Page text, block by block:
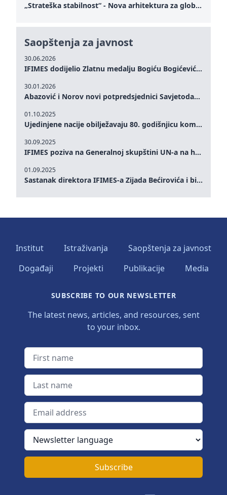
Saopštenja za javnost
30.06.2026
IFIMES dodijelio Zlatnu medalju Bogiću Bogićeviću za izuzetan doprinos demokratskim vrijednostima i miru
30.01.2026
Abazović i Norov novi potpredsjednici Savjetodavnog odbora IFIMES-a
01.10.2025
Ujedinjene nacije obilježavaju 80. godišnjicu komemoracijom na visokom nivou: Eileen Dong predstavlja IFIMES u oblasti ženskog liderstva, unapređenja mira, pravde, rodne ravnopravnosti i održivog razvoja
30.09.2025
IFIMES poziva na Generalnoj skupštini UN-a na hitna ulaganja u mentalno zdravlje i sisteme njege proširene umjetnom inteligencijom
01.09.2025
Sastanak direktora IFIMES-a Zijada Bećirovića i bivšeg premijera Crne Gore Dritana Abazovića
„Strateška stabilnost“ - Nova arhitektura za globalnu saradnju
Institut Istraživanja
Saopštenja za javnost
Događaji
Projekti Publikacije Media
SUBSCRIBE TO OUR NEWSLETTER
The latest news, articles, and resources, sent
to your inbox.
First name
Last name
Email address
Newsletter language
Subscribe